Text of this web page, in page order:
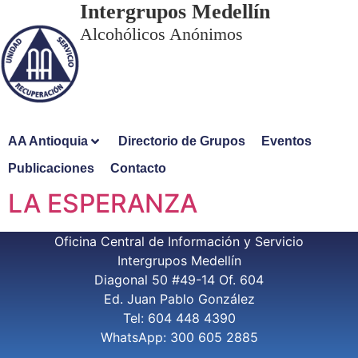
Intergrupos Medellín
Alcohólicos Anónimos
AA Antioquia Directorio de Grupos
Eventos
Publicaciones
Contacto
LA ESPERANZA
Oficina Central de Información y Servicio
Intergrupos Medellín
Diagonal 50 #49-14 Of. 604
Ed. Juan Pablo González
Tel: 604 448 4390
WhatsApp: 300 605 2885